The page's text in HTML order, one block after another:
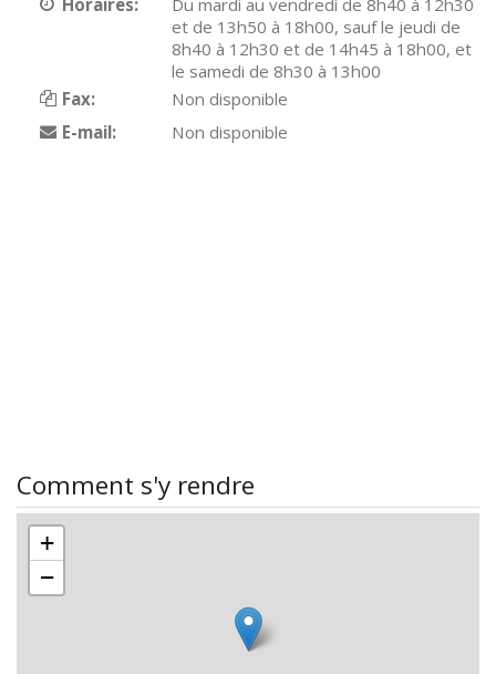
Horaires:
Du mardi au vendredi de 8h40 à 12h30
et de 13h50 à 18h00, sauf le jeudi de
8h40 à 12h30 et de 14h45 à 18h00, et
le samedi de 8h30 à 13h00
Fax:
Non disponible
E-mail:
Non disponible
Comment s'y rendre
+
−